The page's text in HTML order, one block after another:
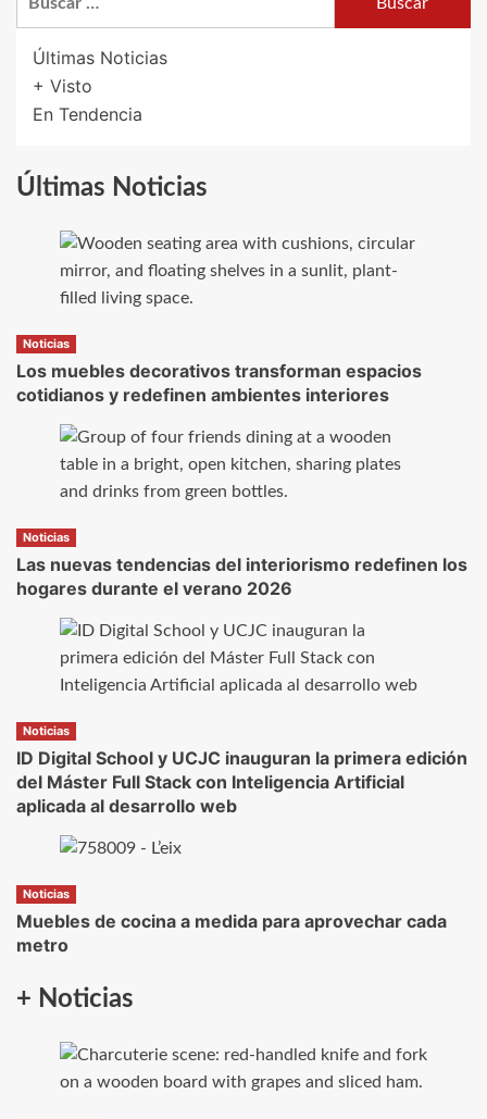
Últimas Noticias
+ Visto
En Tendencia
Últimas Noticias
Noticias
Los muebles decorativos transforman espacios
cotidianos y redefinen ambientes interiores
Noticias
Las nuevas tendencias del interiorismo redefinen los
hogares durante el verano 2026
Noticias
ID Digital School y UCJC inauguran la primera edición
del Máster Full Stack con Inteligencia Artificial
aplicada al desarrollo web
Noticias
Muebles de cocina a medida para aprovechar cada
metro
+ Noticias